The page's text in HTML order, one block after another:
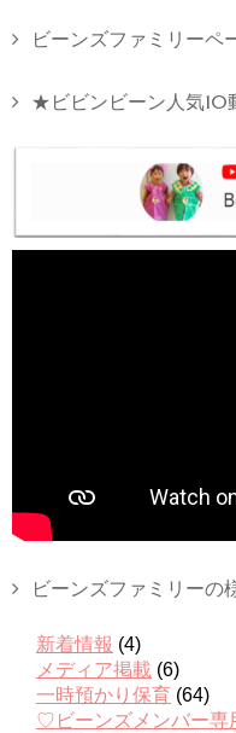
ビーンズファミリーペ
★ビビンビーン人気10
ビーンズファミリーの
新着情報 (4)
メディア掲載 (6)
一時預かり保育 (64)
♡ビーンズメンバー専